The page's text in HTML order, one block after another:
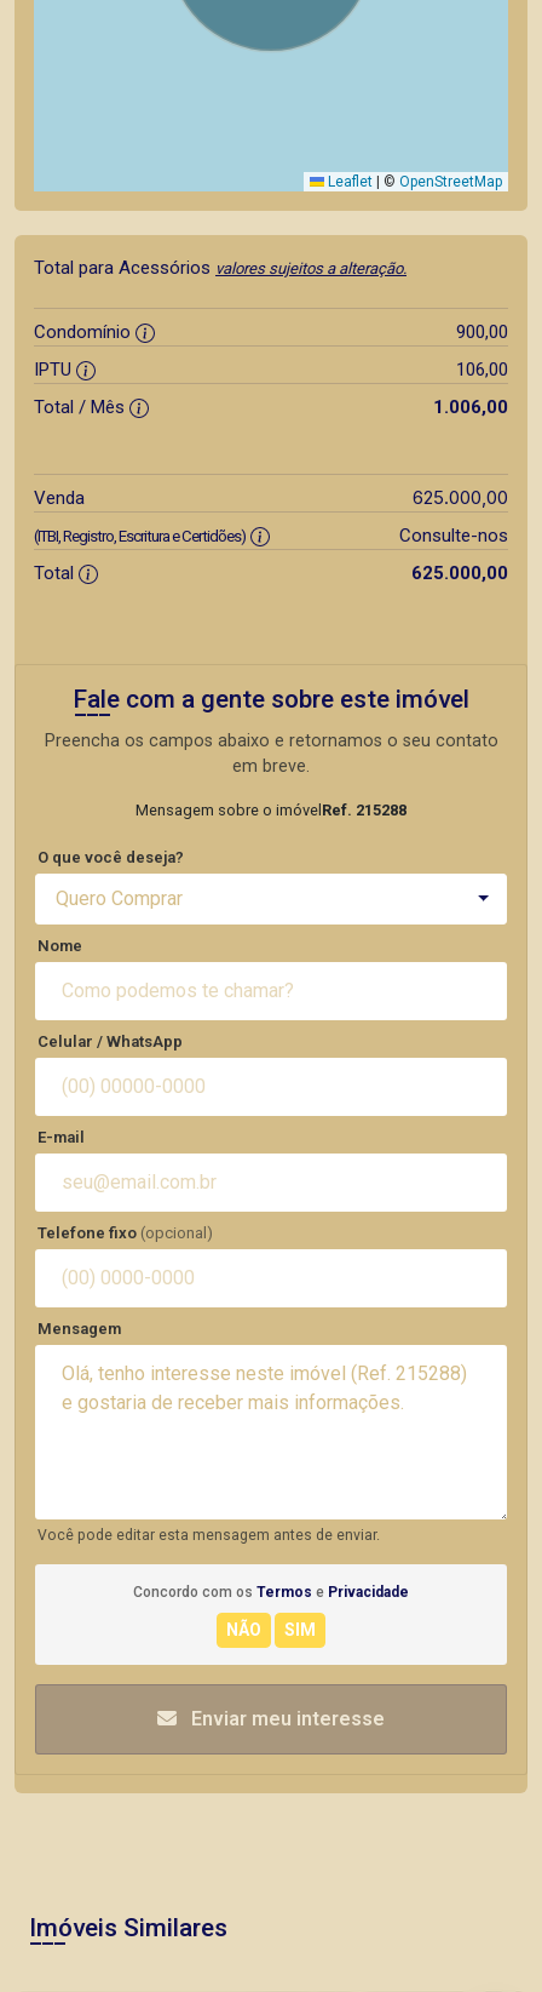
Leaflet © OpenStreetMap
Total para Acessórios valores sujeitos a alteração.
Condomínio
900,00
IPTU
106,00
Total / Mês
1.006,00
Venda 625.000,00
(ITBI, Registro, Escritura e Certidões)
Consulte-nos
Total
625.000,00
Fale com a gente sobre este imóvel
Preencha os campos abaixo e retornamos o seu contato
em breve.
Mensagem sobre o imóvel Ref. 215288
O que você deseja?
Quero Comprar
Nome
Celular / WhatsApp
E-mail
Telefone fixo (opcional)
Mensagem
Você pode editar esta mensagem antes de enviar.
Concordo com os Termos e Privacidade
Enviar meu interesse
Imóveis Similares